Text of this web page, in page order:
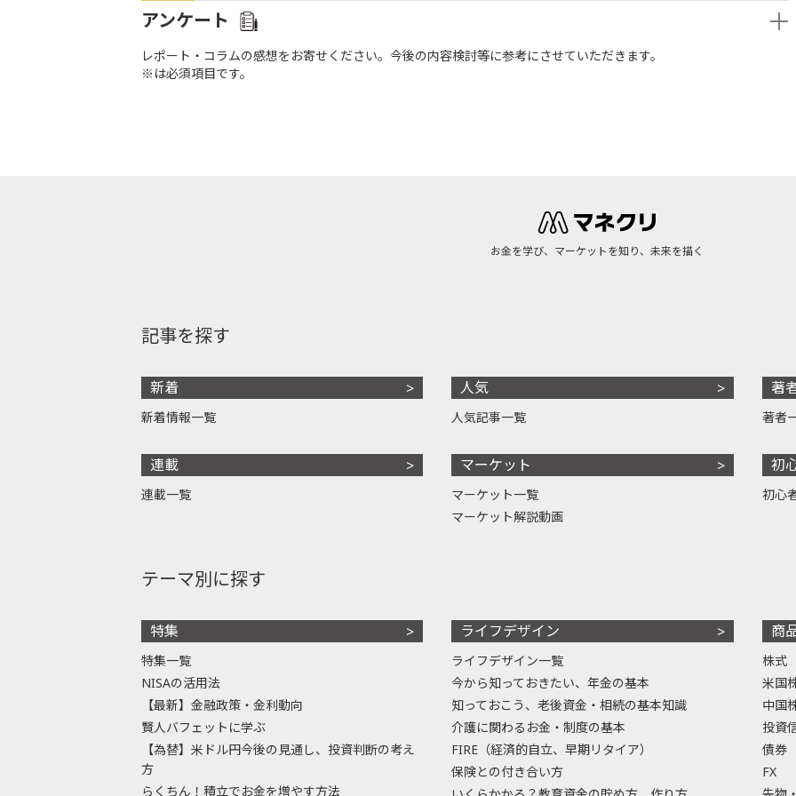
アンケート
レポート・コラムの感想をお寄せください。今後の内容検討等に参考にさせていただきます。
※は必須項目です。
お金を学び、マーケットを知り、未来を描く
記事を探す
新着
新着情報一覧
連載
連載一覧
人気
人気記事一覧
マーケット
マーケット一覧
マーケット解説動画
著
著者
初
初心
テーマ別に探す
特集
特集一覧
NISAの活用法
【最新】金融政策・金利動向
賢人バフェットに学ぶ
【為替】米ドル円今後の見通し、投資判断の考え
方
らくちん！積立でお金を増やす方法
ライフデザイン
ライフデザイン一覧
今から知っておきたい、年金の基本
知っておこう、老後資金・相続の基本知識
介護に関わるお金・制度の基本
FIRE（経済的自立、早期リタイア）
保険との付き合い方
商
株式
米国
中国
投資
債券
FX